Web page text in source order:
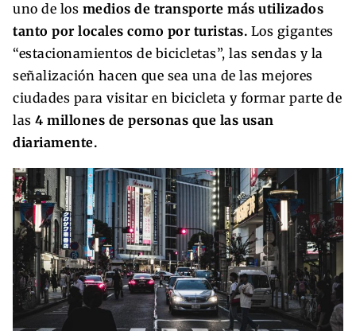
uno de los medios de transporte más utilizados
tanto por locales como por turistas. Los gigantes
“estacionamientos de bicicletas”, las sendas y la
señalización hacen que sea una de las mejores
ciudades para visitar en bicicleta y formar parte de
las 4 millones de personas que las usan
diariamente.